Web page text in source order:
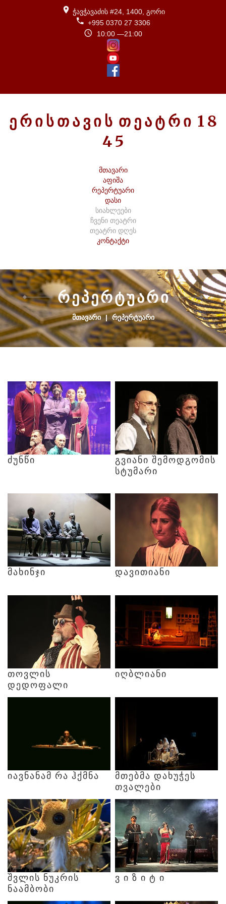
ჭავჭავაძის #24, 1400, გორი
+995 0370 27 3306
10:00 —21:00
ᲔᲠᲘᲡᲗᲐᲕᲘᲡ ᲗᲔᲐᲢᲠᲘ 1 8
45
მთავარი
აფიშა
რეპერტუარი
დასი
სიახლეები
ჩვენი თეატრი
თეატრი დღეს
კონტაქტი
ᲠᲔᲞᲔᲠᲢᲣᲐᲠᲘ
ᲛᲗᲐᲕᲐᲠᲘ | ᲠᲔᲞᲔᲠᲢᲣᲐᲠᲘ
ᲫᲣᲜᲬᲘ ᲒᲕᲘᲐᲜᲘ ᲨᲔᲛᲝᲓᲒᲝᲛᲘᲡ
ᲡᲢᲣᲛᲐᲠᲘ
ᲛᲐᲮᲘᲜᲯᲘ ᲓᲐᲕᲘᲗᲘᲐᲜᲘ
ᲗᲝᲕᲚᲘᲡ
ᲓᲔᲓᲝᲤᲐᲚᲘ
ᲘᲦᲑᲚᲘᲐᲜᲘ
ᲘᲐᲕᲜᲐᲜᲐᲛ ᲠᲐ ᲰᲥᲛᲜᲐ ᲛᲗᲔᲑᲛᲐ ᲓᲐᲮᲣᲭᲔᲡ
ᲗᲕᲐᲚᲔᲑᲘ
ᲨᲕᲚᲘᲡ ᲜᲣᲙᲠᲘᲡ
ᲜᲐᲐᲛᲑᲝᲑᲘ
Ვ Ი Ზ Ი Ტ Ი